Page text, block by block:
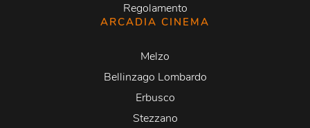
Regolamento
ARCADIA CINEMA
Melzo
Bellinzago Lombardo
Erbusco
Stezzano